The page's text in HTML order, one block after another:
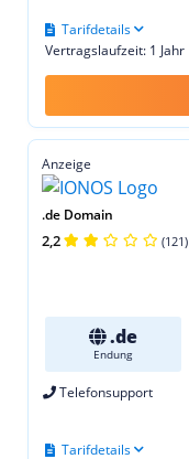
Vertragslaufzeit: 1 Jahr
Tarifdetails
Anzeige
.de Domain
2,2 (121)
.de
Endung
Telefonsupport
Tarifdetails